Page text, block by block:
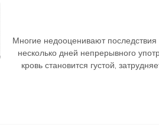
Многие недооценивают
несколько дней непрерывного
кровь становится густой,